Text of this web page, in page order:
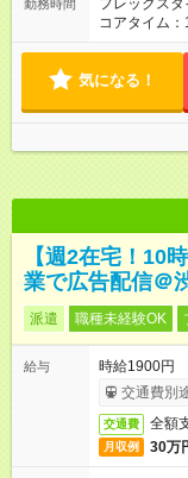
勤務時間
フレックスタ
コアタイム
準労働時間
気になる！
【週2在宅！10
業で広告配信＠
派遣 職種未経験OK
給与
時給1900円
交通費別
交通費 全額
月収例 30万